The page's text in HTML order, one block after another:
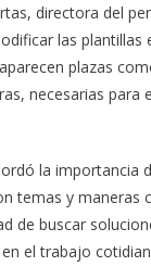
directora del
las plantillas
plazas
necesarias para
la importancia
temas y maneras
de buscar
el trabajo